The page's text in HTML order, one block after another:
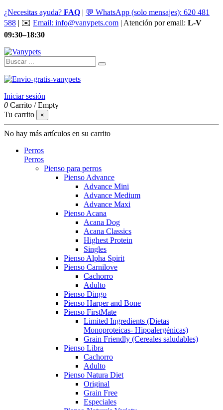
¿Necesitas ayuda? FAQ | 💬 WhatsApp (solo mensajes): 620 481
588 | ✉️ Email: info@vanypets.com | Atención por email: L-V
09:30–18:30
Iniciar sesión
0 Carrito /Empty
Tu carrito
×
No hay más artículos en su carrito
Perros
Perros
Pienso para perros
Pienso Advance
Advance Mini
Advance Medium
Advance Maxi
Pienso Acana
Acana Dog
Acana Classics
Highest Protein
Singles
Pienso Alpha Spirit
Pienso Carnilove
Cachorro
Adulto
Pienso Dingo
Pienso Harper and Bone
Pienso FirstMate
Limited Ingredients (Dietas
Monoproteicas- Hipoalergénicas)
Grain Friendly (Cereales saludables)
Pienso Libra
Cachorro
Adulto
Pienso Natura Diet
Original
Grain Free
Especiales